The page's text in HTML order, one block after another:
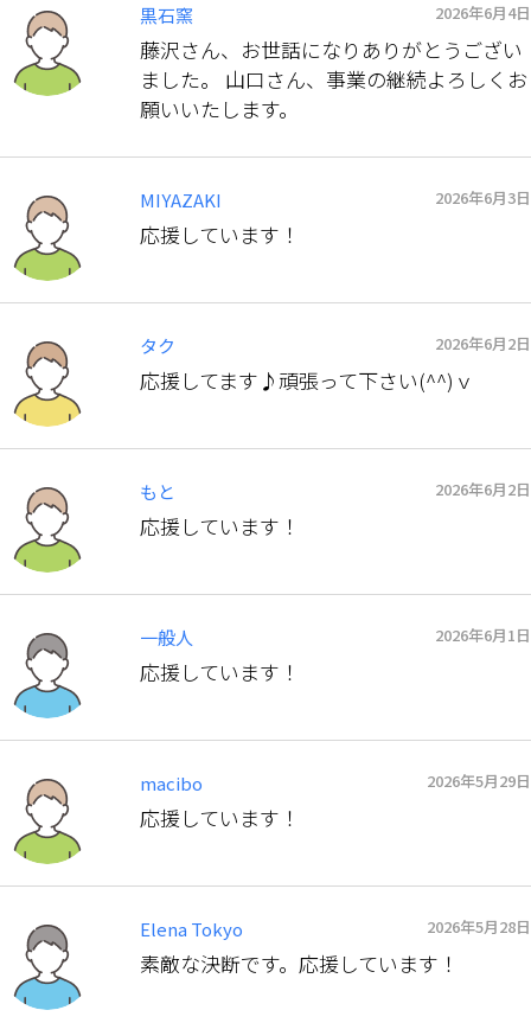
黒石窯 2026年6月4日
藤沢さん、お世話になりありがとうござい
ました。 山口さん、事業の継続よろしくお
願いいたします。
MIYAZAKI 2026年6月3日
応援しています！
タク 2026年6月2日
応援してます♪頑張って下さい(^^)ｖ
もと 2026年6月2日
応援しています！
一般人 2026年6月1日
応援しています！
macibo 2026年5月29日
応援しています！
Elena Tokyo 2026年5月28日
素敵な決断です。応援しています！